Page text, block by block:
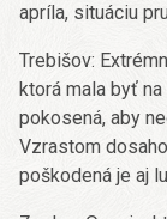
apríla, situáciu
Trebišov:
ktorá mala byť
pokosená, aby
Vzrastom
poškodená je aj